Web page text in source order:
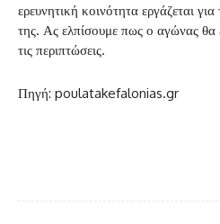
ερευνητική κοινότητα εργάζεται
της. Ας ελπίσουμε πως ο αγώνας θα
τις περιπτώσεις.
Πηγή: poulatakefalonias.gr